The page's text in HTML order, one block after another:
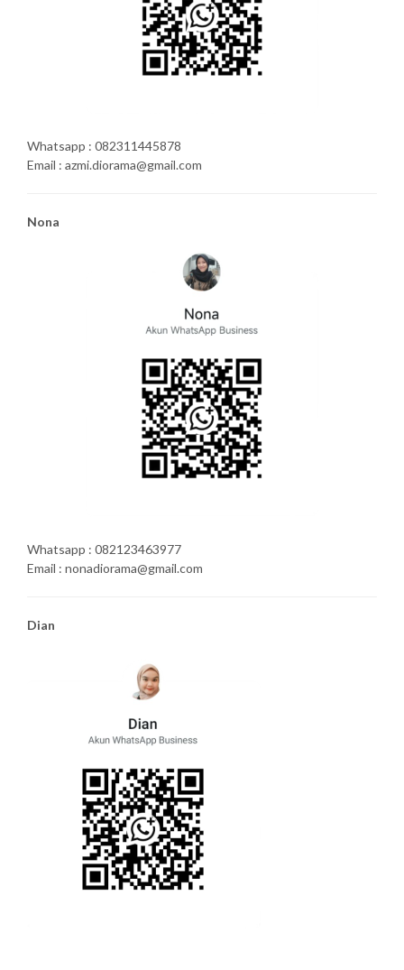
Whatsapp : 082311445878
Email : azmi.diorama@gmail.com
Nona
Whatsapp : 082123463977
Email : nonadiorama@gmail.com
Dian